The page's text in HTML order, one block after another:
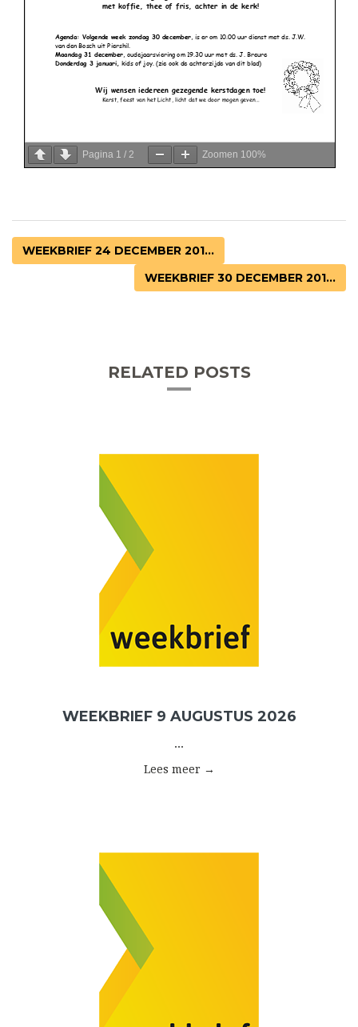
Pagina 1 / 2 Zoomen 100%
WEEKBRIEF 24 DECEMBER 201...
WEEKBRIEF 30 DECEMBER 201...
RELATED POSTS
WEEKBRIEF 9 AUGUSTUS 2026
...
Lees meer →